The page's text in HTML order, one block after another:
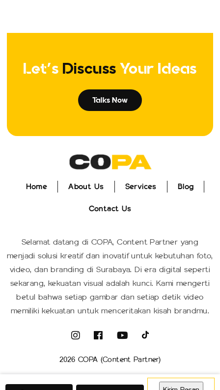
Let's Discuss Your Ideas
Talks Now
Home
About Us
Services
Blog
Contact Us
Selamat datang di COPA, Content Partner yang
menjadi solusi kreatif dan inovatif untuk kebutuhan foto,
video, dan branding di Surabaya. Di era digital seperti
sekarang, kekuatan visual adalah kunci. Kami mengerti
betul bahwa setiap gambar dan setiap detik video
memiliki kekuatan untuk menceritakan kisah brandmu.
2026 COPA (Content Partner)